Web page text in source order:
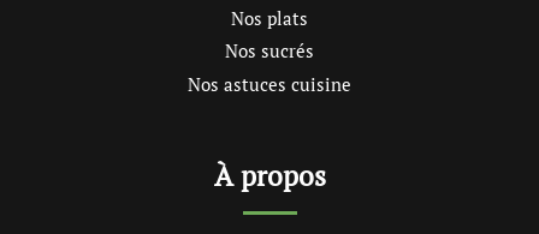
Nos plats
Nos sucrés
Nos astuces cuisine
À propos